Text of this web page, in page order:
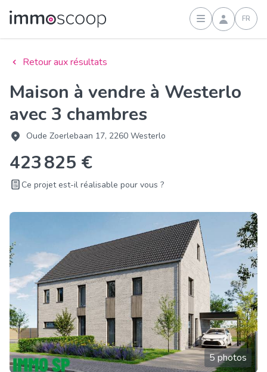
Connexion
FR
Retour aux résultats
Maison à vendre à Westerlo
avec 3 chambres
Oude Zoerlebaan 17, 2260 Westerlo
423 825 €
Ce projet est-il réalisable pour vous ?
5 photos